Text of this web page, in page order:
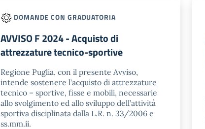
DOMANDE CON GRADUATORIA
AVVISO F 2024 - Acquisto di
attrezzature tecnico-sportive
Regione Puglia, con il presente Avviso,
intende sostenere l’acquisto di attrezzature
tecnico – sportive, fisse e mobili, necessarie
allo svolgimento ed allo sviluppo dell’attività
sportiva disciplinata dalla L.R. n. 33/2006 e
ss.mm.ii.